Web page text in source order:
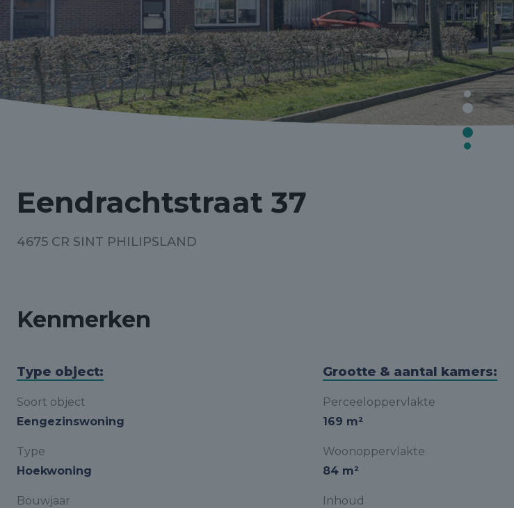
Eendrachtstraat 37
4675 CR SINT PHILIPSLAND
Kenmerken
Type object:
Soort object
Eengezinswoning
Type
Hoekwoning
Bouwjaar
Grootte & aantal kamers:
Perceeloppervlakte
169 m²
Woonoppervlakte
84 m²
Inhoud